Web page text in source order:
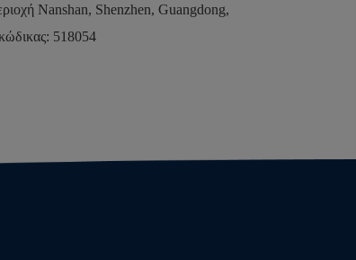
Nanshan, Shenzhen, Guangdong,
518054